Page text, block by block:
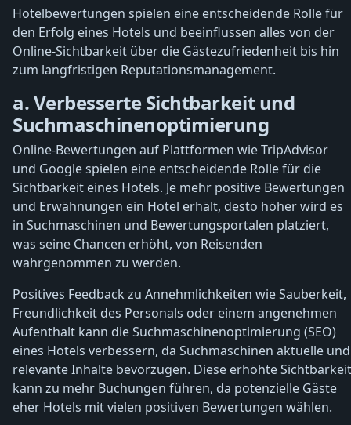
Hotelbewertungen spielen eine entscheidende Rolle für
den Erfolg eines Hotels und beeinflussen alles von der
Online-Sichtbarkeit über die Gästezufriedenheit bis hin
zum langfristigen Reputationsmanagement.
a. Verbesserte Sichtbarkeit und
Suchmaschinenoptimierung
Online-Bewertungen auf Plattformen wie TripAdvisor
und Google spielen eine entscheidende Rolle für die
Sichtbarkeit eines Hotels. Je mehr positive Bewertungen
und Erwähnungen ein Hotel erhält, desto höher wird es
in Suchmaschinen und Bewertungsportalen platziert,
was seine Chancen erhöht, von Reisenden
wahrgenommen zu werden.
Positives Feedback zu Annehmlichkeiten wie Sauberkeit,
Freundlichkeit des Personals oder einem angenehmen
Aufenthalt kann die Suchmaschinenoptimierung (SEO)
eines Hotels verbessern, da Suchmaschinen aktuelle und
relevante Inhalte bevorzugen. Diese erhöhte Sichtbarkeit
kann zu mehr Buchungen führen, da potenzielle Gäste
eher Hotels mit vielen positiven Bewertungen wählen.